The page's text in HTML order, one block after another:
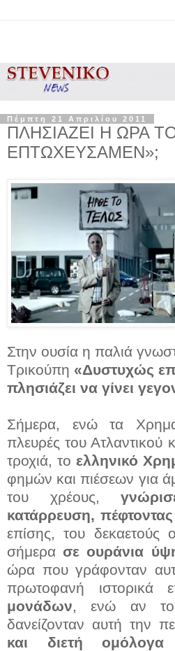
Πέμπτη 21 Απριλίου 2011
ΠΛΗΣΙΑΖΕΙ Η ΩΡΑ
ΕΠΤΩΧΕΥΣΑΜΕΝ»;
Στην ουσία η παλιά
Τρικούπη «Δυστυχώς
πλησιάζει να γίνει
Σήμερα, ενώ τα
πλευρές του Ατλαντικού
τροχιά, το ελληνικό
φημών και πιέσεων για
του χρέους,
κατάρρευση,
επίσης, του δεκαετούς
σήμερα σε ουράνια
ώρα που γράφονταν
πρωτοφανή ιστορικά
μονάδων , ενώ αν το
δανείζονταν αυτή την
και διετή ομόλογα